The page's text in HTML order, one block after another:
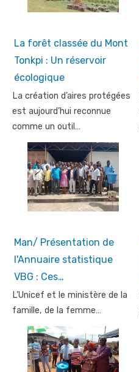
La forêt classée du Mont
Tonkpi : Un réservoir
écologique
La création d’aires protégées
est aujourd’hui reconnue
comme un outil…
Man/ Présentation de
l'Annuaire statistique
VBG : Ces…
L’Unicef et le ministère de la
famille, de la femme…